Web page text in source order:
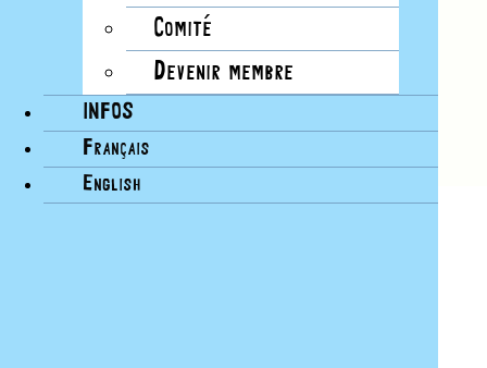
Comité
Devenir membre
INFOS
Français
English